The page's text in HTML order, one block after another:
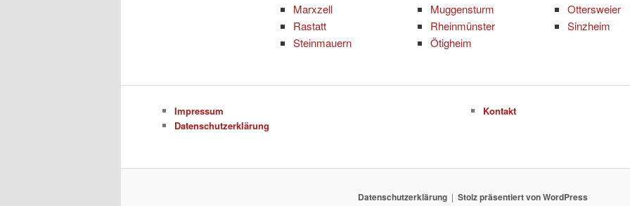
Marxzell
Rastatt
Steinmauern
Muggensturm
Rheinmünster
Ötigheim
Ottersweier
Sinzheim
Impressum
Datenschutzerklärung
Kontakt
Datenschutzerklärung Stolz präsentiert von WordPress